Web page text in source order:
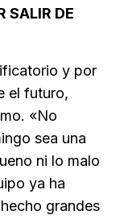
SALIR DE
y por
el futuro,
«No
sea una
ni lo malo
ya ha
grandes